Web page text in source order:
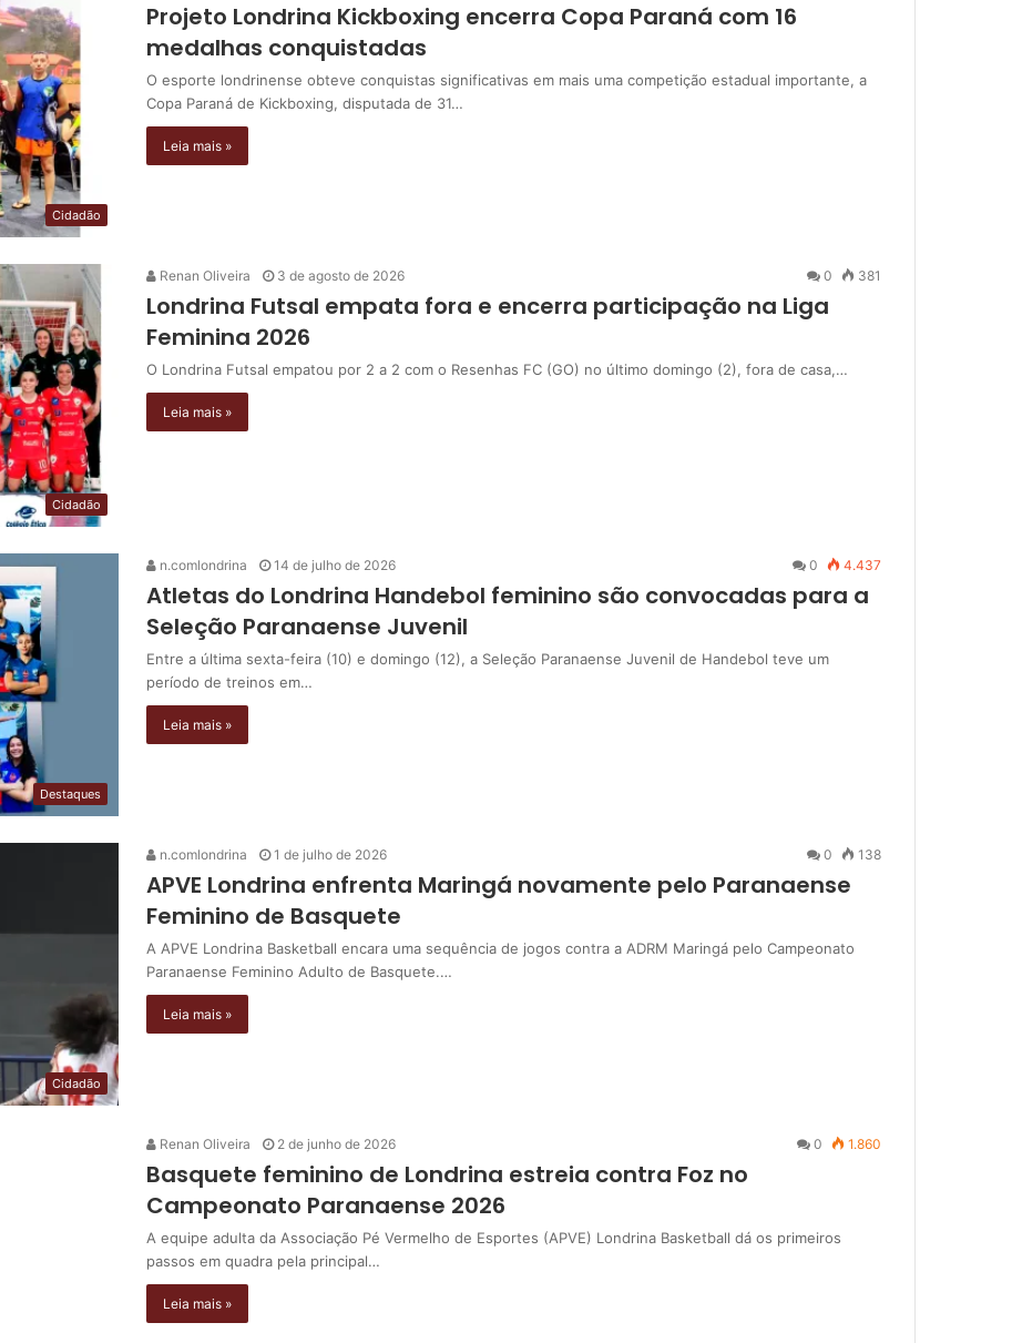
Cidadão
Projeto Londrina Kickboxing encerra Copa Paraná com 16
medalhas conquistadas
O esporte londrinense obteve conquistas significativas em mais uma competição estadual importante, a
Copa Paraná de Kickboxing, disputada de 31…
Leia mais »
Cidadão
Renan Oliveira 3 de agosto de 2026 0 381
Londrina Futsal empata fora e encerra participação na Liga
Feminina 2026
O Londrina Futsal empatou por 2 a 2 com o Resenhas FC (GO) no último domingo (2), fora de casa,…
Leia mais »
Destaques
n.comlondrina 14 de julho de 2026 0 4.437
Atletas do Londrina Handebol feminino são convocadas para a
Seleção Paranaense Juvenil
Entre a última sexta-feira (10) e domingo (12), a Seleção Paranaense Juvenil de Handebol teve um
período de treinos em…
Leia mais »
Cidadão
n.comlondrina 1 de julho de 2026 0 138
APVE Londrina enfrenta Maringá novamente pelo Paranaense
Feminino de Basquete
A APVE Londrina Basketball encara uma sequência de jogos contra a ADRM Maringá pelo Campeonato
Paranaense Feminino Adulto de Basquete.…
Leia mais »
Renan Oliveira 2 de junho de 2026 0 1.860
Basquete feminino de Londrina estreia contra Foz no
Campeonato Paranaense 2026
A equipe adulta da Associação Pé Vermelho de Esportes (APVE) Londrina Basketball dá os primeiros
passos em quadra pela principal…
Leia mais »